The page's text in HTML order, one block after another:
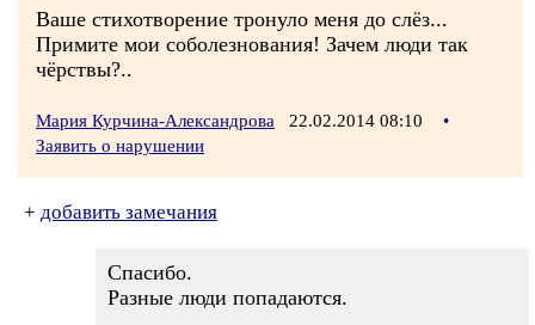
Ваше стихотворение тронуло меня до слёз...
Примите мои соболезнования! Зачем люди так
чёрствы?..
Мария Курчина-Александрова 22.02.2014 08:10
•
Заявить о нарушении
+ добавить замечания
Спасибо.
Разные люди попадаются.